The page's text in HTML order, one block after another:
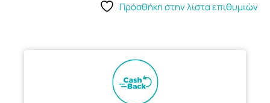
Πρόσθήκη στην λίστα επιθυμιών